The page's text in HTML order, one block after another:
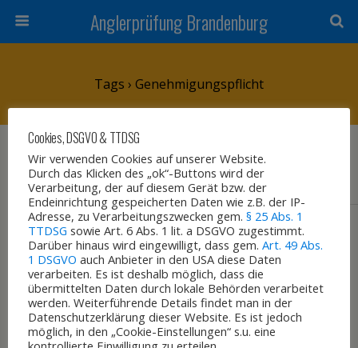
Anglerprüfung Brandenburg
Tags › Genehmigungspflicht
27. NOVEMBER 2015
Fischereiordnung Brandenburg
Zum Seitenanfang
Mobil Desktop
Cookies, DSGVO & TTDSG
Wir verwenden Cookies auf unserer Website.
Durch das Klicken des „ok“-Buttons wird der
Verarbeitung, der auf diesem Gerät bzw. der
Endeinrichtung gespeicherten Daten wie z.B. der IP-
Adresse, zu Verarbeitungszwecken gem. § 25 Abs. 1
TTDSG sowie Art. 6 Abs. 1 lit. a DSGVO zugestimmt.
Darüber hinaus wird eingewilligt, dass gem. Art. 49 Abs.
1 DSGVO auch Anbieter in den USA diese Daten
verarbeiten. Es ist deshalb möglich, dass die
übermittelten Daten durch lokale Behörden verarbeitet
werden. Weiterführende Details findet man in der
Datenschutzerklärung dieser Website. Es ist jedoch
möglich, in den „Cookie-Einstellungen“ s.u. eine